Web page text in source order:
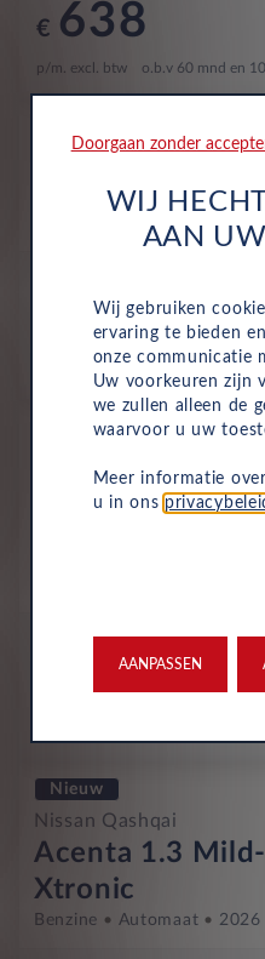
€ 638
p/m. excl. btw o.b.v 60 mnd en
Acenta 1.5 e-
Automaat 2026
649
p/m. excl. btw o.b.v 60 mnd en
Occasion
Tekna Plus 1.3
All-inclusive prijs
650
Nieuw
Nissan Qashqai
Acenta 1.3
Xtronic
Benzine Automaat 2026
Doorgaan zonder
WIJ
AAN
Wij gebruiken
ervaring te bieden
onze communicatie
Uw voorkeuren zijn
we zullen alleen de
waarvoor u uw
Meer informatie
u in ons
AANPASSEN